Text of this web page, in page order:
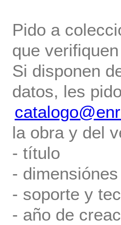
Pido a
que
Si disponen
datos, les
la obra y del
- título
- dimensiónes
- soporte y
- año de